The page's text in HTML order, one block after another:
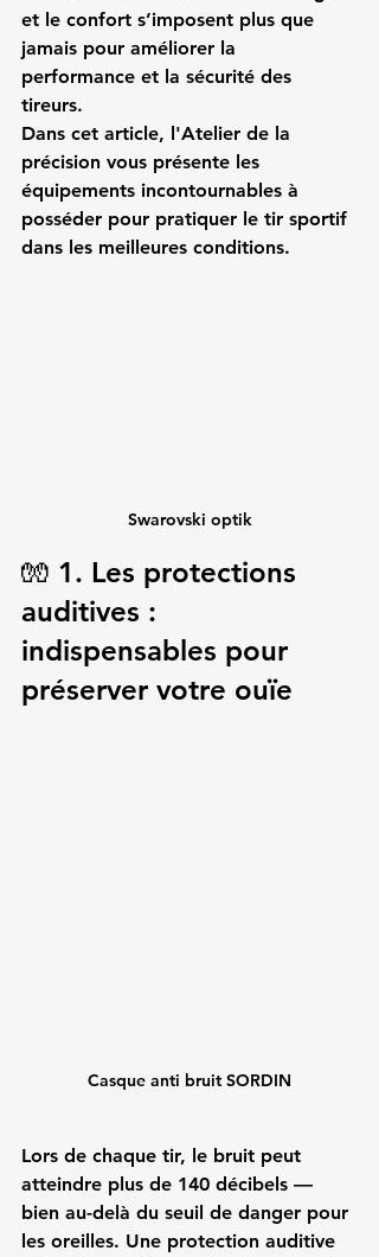
et le confort s’imposent plus que
jamais pour améliorer la
performance et la sécurité des
tireurs.
Dans cet article, l'Atelier de la
précision vous présente les
équipements incontournables à
posséder pour pratiquer le tir sportif
dans les meilleures conditions.
Swarovski optik
🧤 1. Les protections
auditives :
indispensables pour
préserver votre ouïe
Casque anti bruit SORDIN
Lors de chaque tir, le bruit peut
atteindre plus de 140 décibels —
bien au-delà du seuil de danger pour
les oreilles. Une protection auditive